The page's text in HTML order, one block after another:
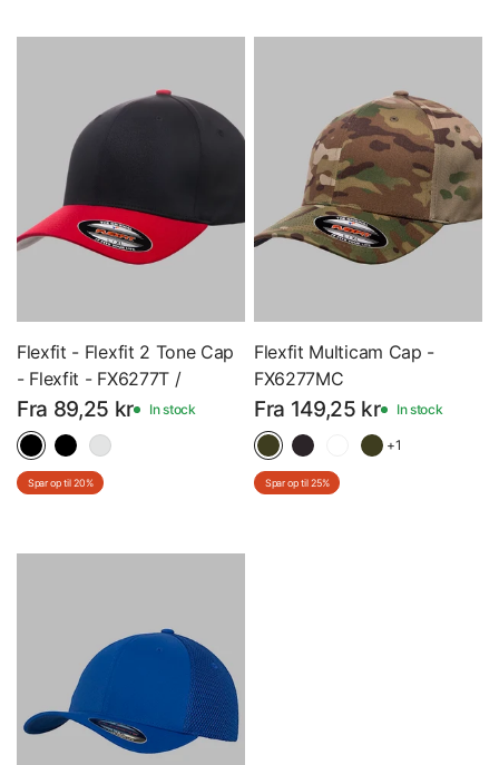
Flexfit - Flexfit 2 Tone Cap
- Flexfit - FX6277T /
FX6778T
Fra 89,25 kr In stock
Spar op til 20%
Flexfit Multicam Cap -
FX6277MC
Fra 149,25 kr In stock
+1
Spar op til 25%